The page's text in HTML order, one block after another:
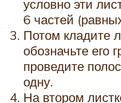
условно эти
6 частей
Потом кладите
обозначьте его
проведите
одну.
На втором